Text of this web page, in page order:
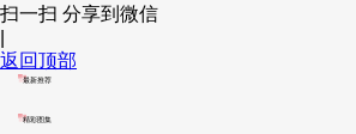
扫一扫 分享到微信
返回顶部
最新推荐
精彩图集